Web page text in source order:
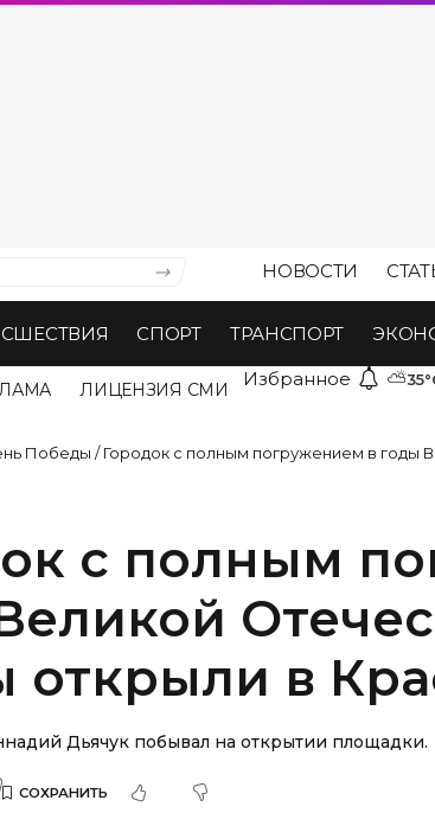
НОВОСТИ
СПОРТ ТРАНСПОРТ
ЛИЦЕНЗИЯ СМИ Избранное ⛅
Победы /Городок с полным погружением в годы
с полным
открыли в
Дьячук побывал на открытии площадки.